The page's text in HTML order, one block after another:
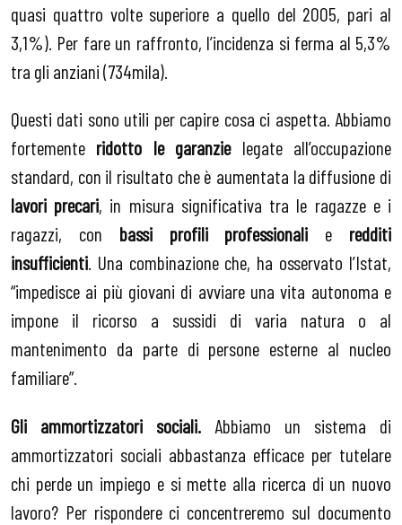
quasi quattro volte superiore a quello del 2005, pari al
3,1%). Per fare un raffronto, l’incidenza si ferma al 5,3%
tra gli anziani (734mila).
Questi dati sono utili per capire cosa ci aspetta. Abbiamo
fortemente ridotto le garanzielegate all’occupazione
standard, con il risultato che è aumentata la diffusione di
lavori precari, in misura significativa tra le ragazze e i
ragazzi, con bassi profili professionali e redditi
insufficienti. Una combinazione che, ha osservato l’Istat,
“impedisce ai più giovani di avviare una vita autonoma e
impone il ricorso a sussidi di varia natura o al
mantenimento da parte di persone esterne al nucleo
familiare”.
Gli ammortizzatori sociali. Abbiamo un sistema di
ammortizzatori sociali abbastanza efficace per tutelare
chi perde un impiego e si mette alla ricerca di un nuovo
lavoro? Per rispondere ci concentreremo sul documento